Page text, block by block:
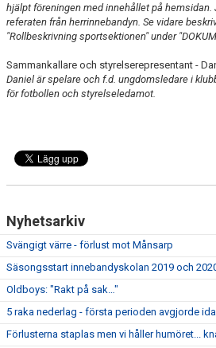
hjälpt föreningen med innehållet på
referaten från herrinnebandyn. Se vidare
"Rollbeskrivning sportsektionen" under
Sammankallare och styrelserepresentant -
Daniel är spelare och f.d. ungdomsledare i
för fotbollen och styrelseledamot.
Nyhetsarkiv
Svängigt värre - förlust mot Månsarp
Säsongsstart innebandyskolan 2019 och
Oldboys: "Rakt på sak…"
5 raka nederlag - första perioden avgjorde
Förlusterna staplas men vi håller humöret...